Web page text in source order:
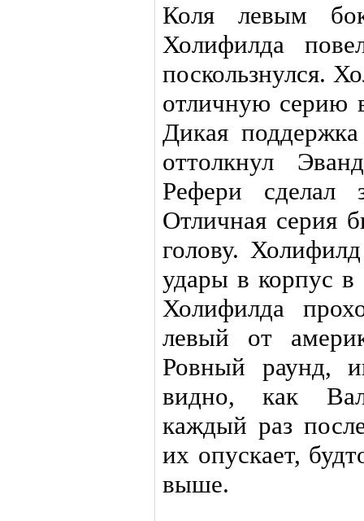
Коля левым
Холифилда
поскользнулся.
отличную серию
Дикая
оттолкнул
Рефери сделал
Отличная серия
голову.
удары в корпус
Холифилда
левый от
Ровный раунд,
видно, как
каждый раз
их опускает,
выше.